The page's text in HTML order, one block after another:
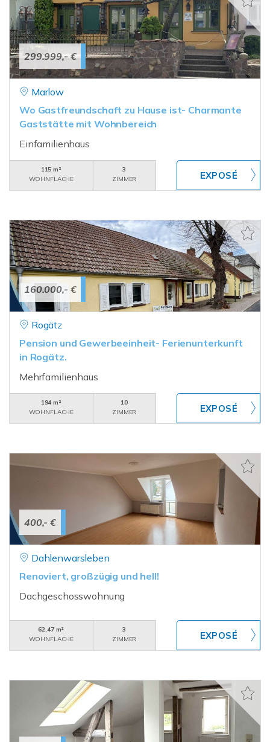
299.999,- €
Marlow
Wo Gastfreundschaft zu Hause ist- Charmante
Gaststätte mit Wohnbereich
Einfamilienhaus
115 m²
WOHNFLÄCHE
3
ZIMMER
160.000,- €
Rogätz
Pension und Gewerbeeinheit- Ferienunterkunft
in Rogätz.
Mehrfamilienhaus
194 m²
WOHNFLÄCHE
10
ZIMMER
400,- €
Dahlenwarsleben
Renoviert, großzügig und hell!
Dachgeschosswohnung
62,47 m²
WOHNFLÄCHE
3
ZIMMER